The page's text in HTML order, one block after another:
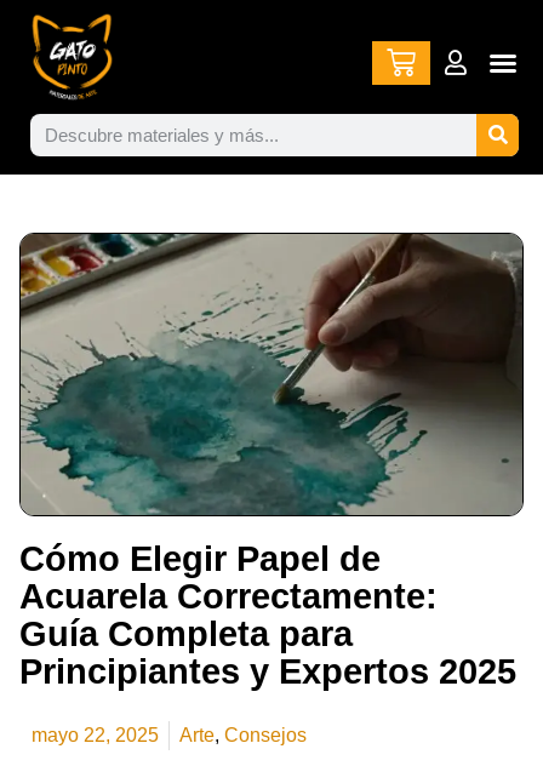
Cómo Elegir Papel de
Acuarela Correctamente:
Guía Completa para
Principiantes y Expertos 2025
mayo 22, 2025 Arte, Consejos